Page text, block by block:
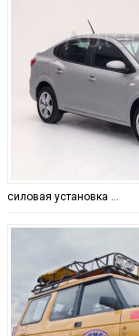
силовая установка …